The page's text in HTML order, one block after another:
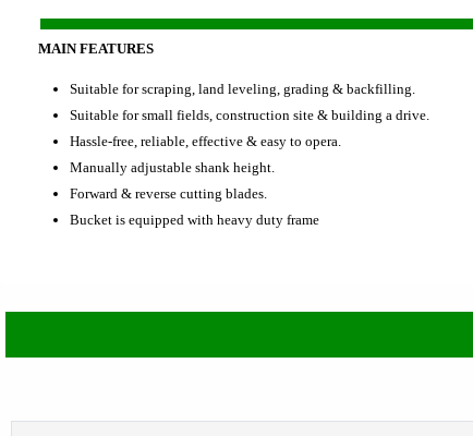
MAIN FEATURES
Suitable for scraping, land leveling, grading & backfilling.
Suitable for small fields, construction site & building a drive.
Hassle-free, reliable, effective & easy to opera.
Manually adjustable shank height.
Forward & reverse cutting blades.
Bucket is equipped with heavy duty frame